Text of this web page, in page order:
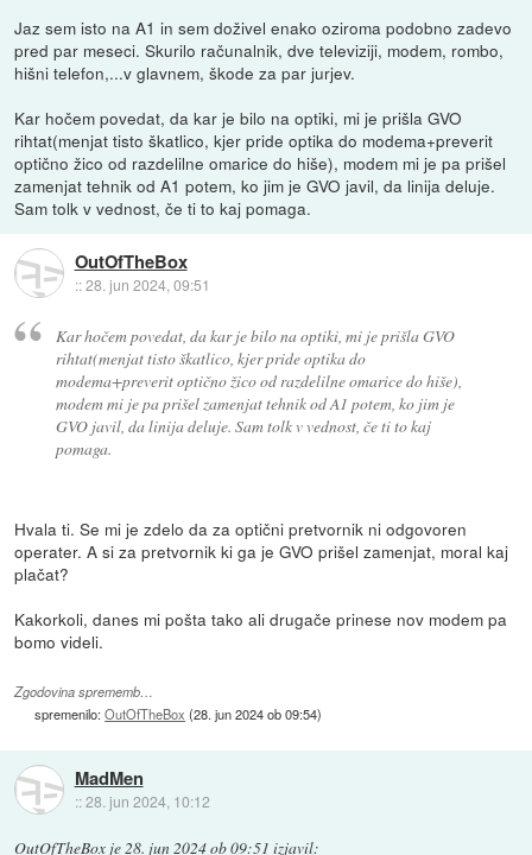
Jaz sem isto na A1 in sem doživel enako oziroma podobno zadevo
pred par meseci. Skurilo računalnik, dve televiziji, modem, rombo,
hišni telefon,...v glavnem, škode za par jurjev.
Kar hočem povedat, da kar je bilo na optiki, mi je prišla GVO
rihtat(menjat tisto škatlico, kjer pride optika do modema+preverit
optično žico od razdelilne omarice do hiše), modem mi je pa prišel
zamenjat tehnik od A1 potem, ko jim je GVO javil, da linija deluje.
Sam tolk v vednost, če ti to kaj pomaga.
OutOfTheBox
::28. jun 2024, 09:51
Kar hočem povedat, da kar je bilo na optiki, mi je prišla GVO
rihtat(menjat tisto škatlico, kjer pride optika do
modema+preverit optično žico od razdelilne omarice do hiše),
modem mi je pa prišel zamenjat tehnik od A1 potem, ko jim je
GVO javil, da linija deluje. Sam tolk v vednost, če ti to kaj
pomaga.
Hvala ti. Se mi je zdelo da za optični pretvornik ni odgovoren
operater. A si za pretvornik ki ga je GVO prišel zamenjat, moral kaj
plačat?
Kakorkoli, danes mi pošta tako ali drugače prinese nov modem pa
bomo videli.
Zgodovina sprememb…
spremenilo:OutOfTheBox (28. jun 2024 ob 09:54)
MadMen
::28. jun 2024, 10:12
OutOfTheBox je28. jun 2024 ob 09:51 izjavil: